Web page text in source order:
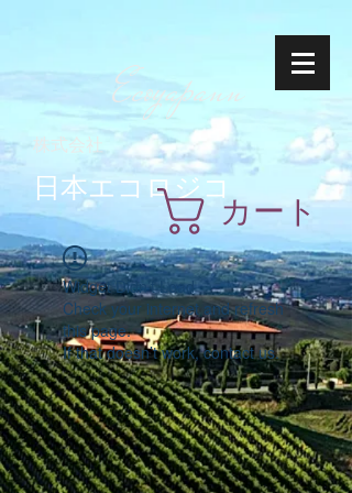
Ecoyapann
株式会社
日本エコロジコカート
Widget Didn’t Load
Check your internet and refresh
this page.
If that doesn’t work, contact us.